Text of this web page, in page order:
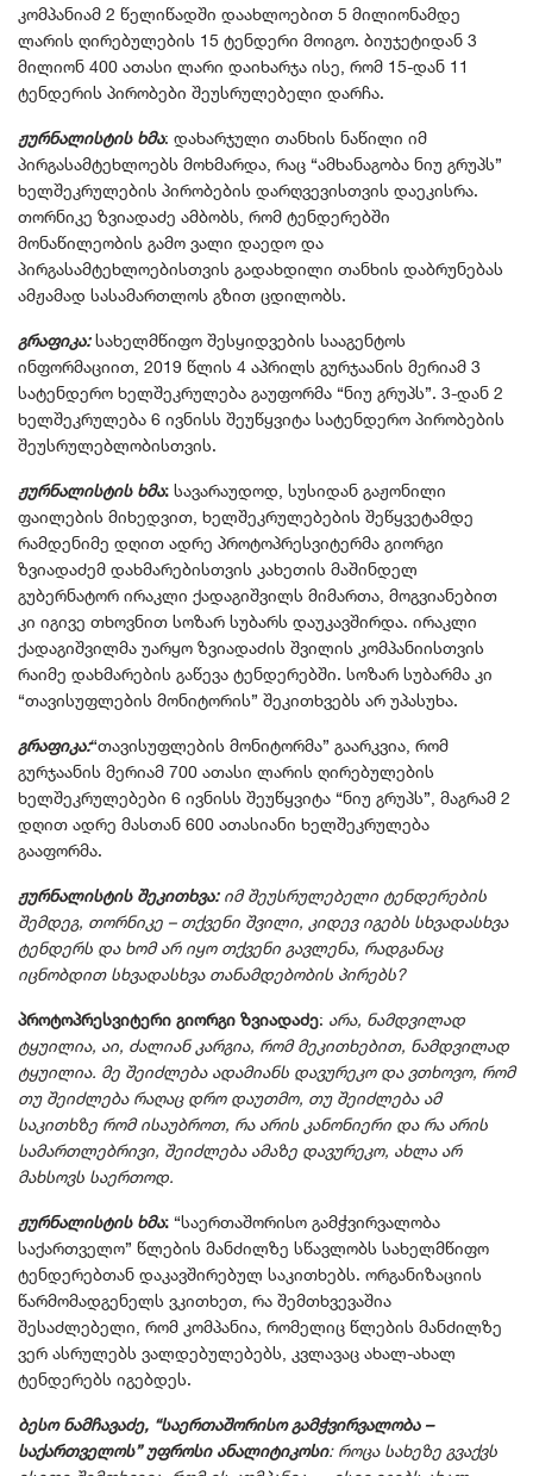
კომპანიამ 2 წელიწადში დაახლოებით 5 მილიონამდე
ლარის ღირებულების 15 ტენდერი მოიგო. ბიუჯეტიდან 3
მილიონ 400 ათასი ლარი დაიხარჯა ისე, რომ 15-დან 11
ტენდერის პირობები შეუსრულებელი დარჩა.
ჟურნალისტის ხმა: დახარჯული თანხის ნაწილი იმ
პირგასამტეხლოებს მოხმარდა, რაც “ამხანაგობა ნიუ გრუპს”
ხელშეკრულების პირობების დარღვევისთვის დაეკისრა.
თორნიკე ზვიადაძე ამბობს, რომ ტენდერებში
მონაწილეობის გამო ვალი დაედო და
პირგასამტეხლოებისთვის გადახდილი თანხის დაბრუნებას
ამჟამად სასამართლოს გზით ცდილობს.
გრაფიკა:სახელმწიფო შესყიდვების სააგენტოს
ინფორმაციით, 2019 წლის 4 აპრილს გურჯაანის მერიამ 3
სატენდერო ხელშეკრულება გაუფორმა “ნიუ გრუპს”. 3-დან 2
ხელშეკრულება 6 ივნისს შეუწყვიტა სატენდერო პირობების
შეუსრულებლობისთვის.
ჟურნალისტის ხმა: სავარაუდოდ, სუსიდან გაჟონილი
ფაილების მიხედვით, ხელშეკრულებების შეწყვეტამდე
რამდენიმე დღით ადრე პროტოპრესვიტერმა გიორგი
ზვიადაძემ დახმარებისთვის კახეთის მაშინდელ
გუბერნატორ ირაკლი ქადაგიშვილს მიმართა, მოგვიანებით
კი იგივე თხოვნით სოზარ სუბარს დაუკავშირდა. ირაკლი
ქადაგიშვილმა უარყო ზვიადაძის შვილის კომპანიისთვის
რაიმე დახმარების გაწევა ტენდერებში. სოზარ სუბარმა კი
“თავისუფლების მონიტორის” შეკითხვებს არ უპასუხა.
გრაფიკა:“თავისუფლების მონიტორმა” გაარკვია, რომ
გურჯაანის მერიამ 700 ათასი ლარის ღირებულების
ხელშეკრულებები 6 ივნისს შეუწყვიტა “ნიუ გრუპს”, მაგრამ 2
დღით ადრე მასთან 600 ათასიანი ხელშეკრულება
გააფორმა.
ჟურნალისტის შეკითხვა: იმ შეუსრულებელი ტენდერების
შემდეგ, თორნიკე – თქვენი შვილი, კიდევ იგებს სხვადასხვა
ტენდერს და ხომ არ იყო თქვენი გავლენა, რადგანაც
იცნობდით სხვადასხვა თანამდებობის პირებს?
პროტოპრესვიტერი გიორგი ზვიადაძე: არა, ნამდვილად
ტყუილია, აი, ძალიან კარგია, რომ მეკითხებით, ნამდვილად
ტყუილია. მე შეიძლება ადამიანს დავურეკო და ვთხოვო, რომ
თუ შეიძლება რაღაც დრო დაუთმო, თუ შეიძლება ამ
საკითხზე რომ ისაუბროთ, რა არის კანონიერი და რა არის
სამართლებრივი, შეიძლება ამაზე დავურეკო, ახლა არ
მახსოვს საერთოდ.
ჟურნალისტის ხმა: “საერთაშორისო გამჭვირვალობა
საქართველო” წლების მანძილზე სწავლობს სახელმწიფო
ტენდერებთან დაკავშირებულ საკითხებს. ორგანიზაციის
წარმომადგენელს ვკითხეთ, რა შემთხვევაშია
შესაძლებელი, რომ კომპანია, რომელიც წლების მანძილზე
ვერ ასრულებს ვალდებულებებს, კვლავაც ახალ-ახალ
ტენდერებს იგებდეს.
ბესო ნამჩავაძე, “საერთაშორისო გამჭვირვალობა –
საქართველოს” უფროსი ანალიტიკოსი: როცა სახეზე გვაქვს